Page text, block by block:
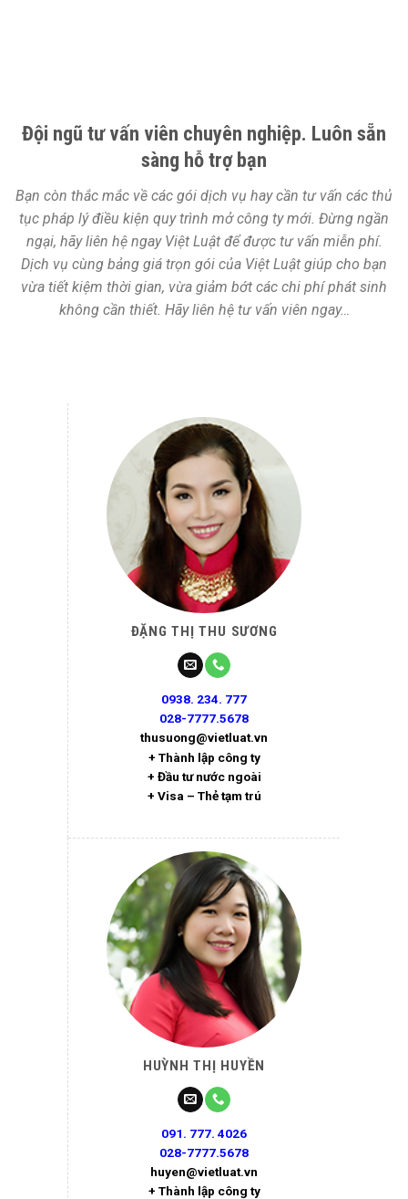
Đội ngũ tư vấn viên chuyên nghiệp. Luôn sẵn
sàng hỗ trợ bạn
Bạn còn thắc mắc về các gói dịch vụ hay cần tư vấn các thủ
tục pháp lý điều kiện quy trình mở công ty mới. Đừng ngần
ngại, hãy liên hệ ngay Việt Luật để được tư vấn miễn phí.
Dịch vụ cùng bảng giá trọn gói của Việt Luật giúp cho bạn
vừa tiết kiệm thời gian, vừa giảm bớt các chi phí phát sinh
không cần thiết. Hãy liên hệ tư vấn viên ngay…
ĐẶNG THỊ THU SƯƠNG
0938. 234. 777
028-7777.5678
thusuong@vietluat.vn
+ Thành lập công ty
+ Đầu tư nước ngoài
+ Visa – Thẻ tạm trú
HUỲNH THỊ HUYỀN
091. 777. 4026
028-7777.5678
huyen@vietluat.vn
+ Thành lập công ty